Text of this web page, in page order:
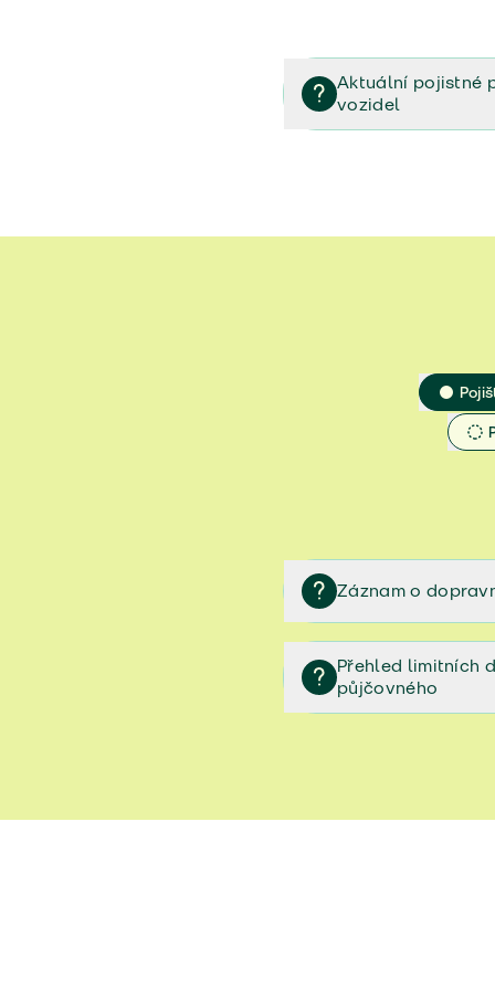
Aktuální pojistné
vozidel
Veřejný příslib -
Záznam o
Záznam o dopravní
Přehled limitních
půjčovného